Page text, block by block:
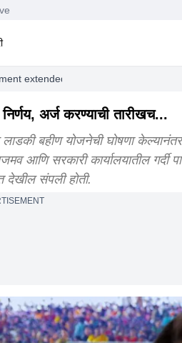
extended the application
अर्ज करण्याची तारीखच...
बहीण योजनेची घोषणा
आणि सरकारी कार्यालयातील गर्दी
देखील संपली होती.